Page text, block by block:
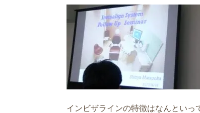
インビザラインの特徴はなんといっ